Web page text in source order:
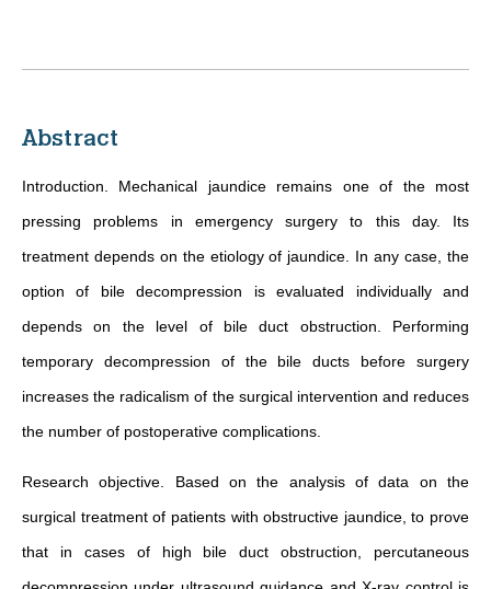
Abstract
Introduction. Mechanical jaundice remains one of the most
pressing problems in emergency surgery to this day. Its
treatment depends on the etiology of jaundice. In any case, the
option of bile decompression is evaluated individually and
depends on the level of bile duct obstruction. Performing
temporary decompression of the bile ducts before surgery
increases the radicalism of the surgical intervention and reduces
the number of postoperative complications.
Research objective. Based on the analysis of data on the
surgical treatment of patients with obstructive jaundice, to prove
that in cases of high bile duct obstruction, percutaneous